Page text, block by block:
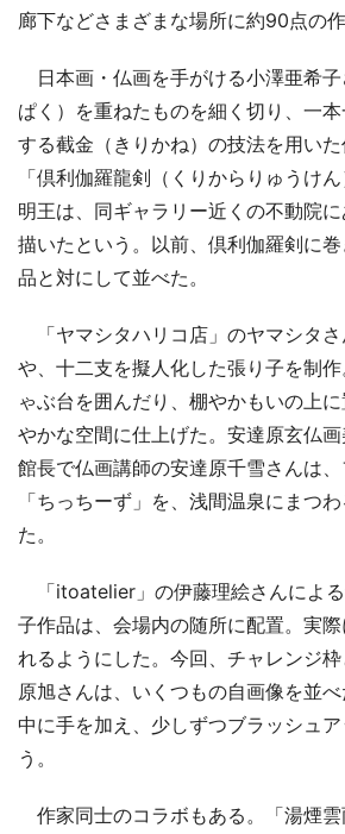
廊下などさまざまな場所に約90点の作
日本画・仏画を手がける小澤亜希
ぱく）を重ねたものを細く切り、一
する截金（きりかね）の技法を用いた
「倶利伽羅龍剣（くりからりゅうけ
明王は、同ギャラリー近くの不動院
描いたという。以前、倶利伽羅剣に
品と対にして並べた。
「ヤマシタハリコ店」のヤマシタ
や、十二支を擬人化した張り子を制
ゃぶ台を囲んだり、棚やかもいの上
やかな空間に仕上げた。安達原玄仏
館長で仏画講師の安達原千雪さんは
「ちっちーず」を、浅間温泉にまつ
た。
「itoatelier」の伊藤理絵さんによ
子作品は、会場内の随所に配置。実
れるようにした。今回、チャレンジ
原旭さんは、いくつもの自画像を並
中に手を加え、少しずつブラッシュ
う。
作家同士のコラボもある。「湯煙